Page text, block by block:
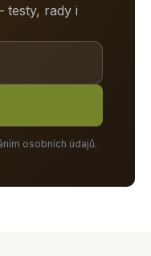
testy, rady i
osobních údajů.